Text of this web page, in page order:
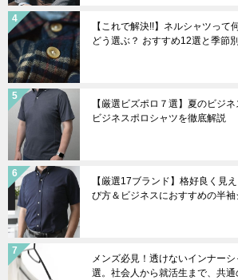
【これで解決!!】ネルシャツって
どう選ぶ？ おすすめ12選と季節
【厳選ビズポロ７選】夏のビジ
ビジネスポロシャツを徹底解説
【厳選17ブランド】格好良く見
び方＆ビジネスにおすすめの半
メンズ必見！透けないインナー
選。社会人から就活生まで、共